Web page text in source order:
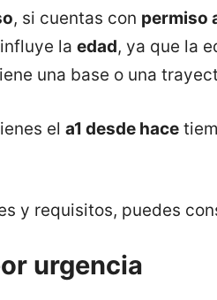
, si cuentas con permiso
la edad, ya que la
una base o una
el a1 desde hace
y requisitos, puedes
urgencia